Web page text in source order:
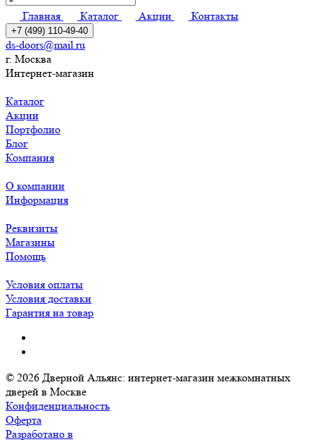
Главная Каталог Акции Контакты
+7 (499) 110-49-40
ds-doors@mail.ru
г. Москва
Интернет-магазин
Каталог
Акции
Портфолио
Блог
Компания
О компании
Информация
Реквизиты
Магазины
Помощь
Условия оплаты
Условия доставки
Гарантия на товар
© 2026 Дверной Альянс: интернет-магазин межкомнатных
дверей в Москве
Конфиденциальность
Оферта
Разработано в